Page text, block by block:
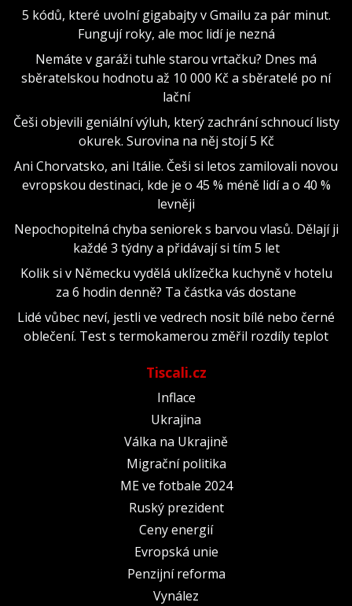
5 kódů, které uvolní gigabajty v Gmailu za pár minut.
Fungují roky, ale moc lidí je nezná
Nemáte v garáži tuhle starou vrtačku? Dnes má
sběratelskou hodnotu až 10 000 Kč a sběratelé po ní
lační
Češi objevili geniální výluh, který zachrání schnoucí listy
okurek. Surovina na něj stojí 5 Kč
Ani Chorvatsko, ani Itálie. Češi si letos zamilovali novou
evropskou destinaci, kde je o 45 % méně lidí a o 40 %
levněji
Nepochopitelná chyba seniorek s barvou vlasů. Dělají ji
každé 3 týdny a přidávají si tím 5 let
Kolik si v Německu vydělá uklízečka kuchyně v hotelu
za 6 hodin denně? Ta částka vás dostane
Lidé vůbec neví, jestli ve vedrech nosit bílé nebo černé
oblečení. Test s termokamerou změřil rozdíly teplot
Tiscali.cz
Inflace
Ukrajina
Válka na Ukrajině
Migrační politika
ME ve fotbale 2024
Ruský prezident
Ceny energií
Evropská unie
Penzijní reforma
Vynález